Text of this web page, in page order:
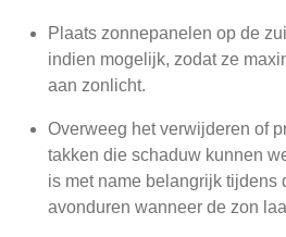
Plaats zonnepanelen op de
indien mogelijk, zodat ze
aan zonlicht.
Overweeg het verwijderen of
takken die schaduw kunnen
is met name belangrijk tijdens
avonduren wanneer de zon